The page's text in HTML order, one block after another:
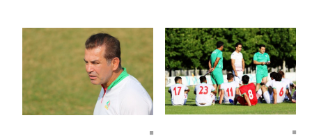
14 Mehr 1398 - 13:38